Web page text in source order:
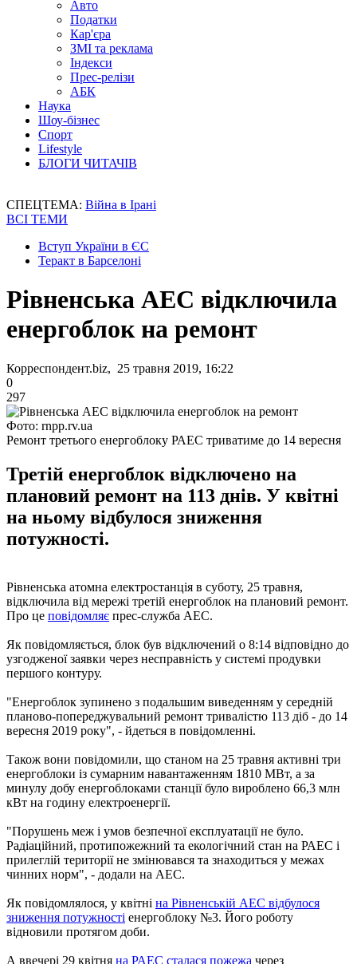
Авто
Податки
Кар'єра
ЗМІ та реклама
Індекси
Прес-релізи
АБК
Наука
Шоу-бізнес
Спорт
Lifestyle
БЛОГИ ЧИТАЧІВ
СПЕЦТЕМА: Війна в Ірані
ВСІ ТЕМИ
Вступ України в ЄС
Теракт в Барселоні
Рівненська АЕС відключила
енергоблок на ремонт
Корреспондент.biz, 25 травня 2019, 16:22
0
297
Фото: rnpp.rv.ua
Ремонт третього енергоблоку РАЕС триватиме до 14 вересня
Третій енергоблок відключено на
плановий ремонт на 113 днів. У квітні
на ньому відбулося зниження
потужності.
Рівненська атомна електростанція в суботу, 25 травня,
відключила від мережі третій енергоблок на плановий ремонт.
Про це повідомляє прес-служба АЕС.
Як повідомляється, блок був відключений о 8:14 відповідно до
узгодженої заявки через несправність у системі продувки
першого контуру.
"Енергоблок зупинено з подальшим виведенням у середній
планово-попереджувальний ремонт тривалістю 113 діб - до 14
вересня 2019 року", - йдеться в повідомленні.
Також вони повідомили, що станом на 25 травня активні три
енергоблоки із сумарним навантаженням 1810 МВт, а за
минулу добу енергоблоками станції було вироблено 66,3 млн
кВт на годину електроенергії.
"Порушень меж і умов безпечної експлуатації не було.
Радіаційний, протипожежний та екологічний стан на РАЕС і
прилеглій території не змінювався та знаходиться у межах
чинних норм", - додали на АЕС.
Як повідомлялося, у квітні на Рівненській АЕС відбулося
зниження потужності енергоблоку №3. Його роботу
відновили протягом доби.
А ввечері 29 квітня на РАЕС сталася пожежа через